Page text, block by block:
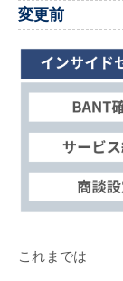
変更前
これまでは